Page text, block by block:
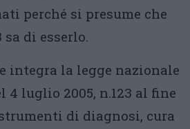
perché si presume che
sa di esserlo.
integra la legge nazionale
4 luglio 2005, n.123 al fine
di diagnosi, cura